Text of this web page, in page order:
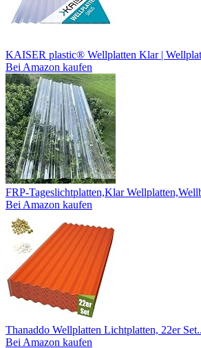
KAISER plastic® Wellplatten Klar |
Bei Amazon kaufen
FRP-Tageslichtplatten,Klar
Bei Amazon kaufen
Thanaddo Wellplatten Lichtplatten, 22er
Bei Amazon kaufen